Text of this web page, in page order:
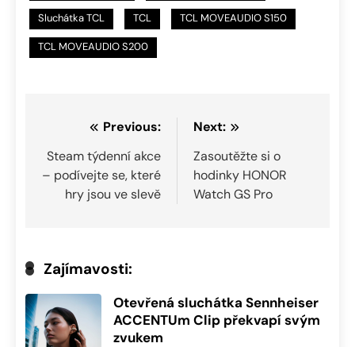
Sluchátka TCL TCL TCL MOVEAUDIO S150
TCL MOVEAUDIO S200
Navigace
pro
příspěvek
Previous:
Steam týdenní akce
– podívejte se, které
hry jsou ve slevě
Next:
Zasoutěžte si o
hodinky HONOR
Watch GS Pro
Zajímavosti:
Otevřená sluchátka Sennheiser
ACCENTUm Clip překvapí svým
zvukem